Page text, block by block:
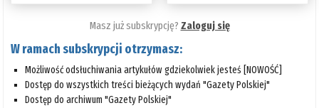
Masz już subskrypcję? Zaloguj się
W ramach subskrypcji otrzymasz:
Możliwość odsłuchiwania artykułów gdziekolwiek jesteś [NOWOŚĆ]
Dostęp do wszystkich treści bieżących wydań "Gazety Polskiej"
Dostęp do archiwum "Gazety Polskiej"